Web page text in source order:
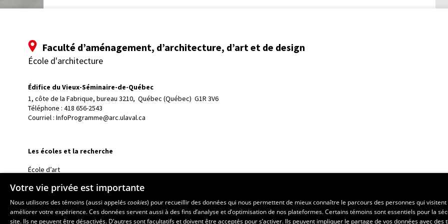
Faculté d’aménagement, d’architecture, d’art et de design
École d'architecture
Édifice du Vieux-Séminaire-de-Québec
1, côte de la Fabrique, bureau 3210, Québec (Québec)  G1R 3V6
Téléphone : 418 656-2543
Courriel : InfoProgramme@arc.ulaval.ca
Les écoles et la recherche
École d’art
École de design
Centre de recherche en aménagement et développement
Votre vie privée est importante
Nous utilisons des témoins (aussi appeléscookies) pour recueillir des données qui nous permettent de mieux connaître le parcours des personnes qui
améliorer votre expérience. Ces données servent aussi à des fins d’analyse et d’optimisation de nos plateformes. Certains témoins sont essentiels pour la
site. Ils ne peuvent être désactivés. D’autres sont facultatifs et doivent être acceptés pour s’activer. Ils peuvent impliquer le partage de vos données avec des